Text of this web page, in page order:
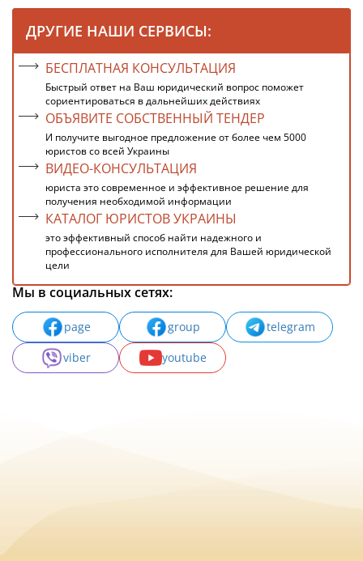
ДРУГИЕ НАШИ СЕРВИСЫ:
БЕСПЛАТНАЯ КОНСУЛЬТАЦИЯ
Быстрый ответ на Ваш юридический вопрос поможет
сориентироваться в дальнейших действиях
ОБЪЯВИТЕ СОБСТВЕННЫЙ ТЕНДЕР
И получите выгодное предложение от более чем 5000
юристов со всей Украины
ВИДЕО-КОНСУЛЬТАЦИЯ
юриста это современное и эффективное решение для
получения необходимой информации
КАТАЛОГ ЮРИСТОВ УКРАИНЫ
это эффективный способ найти надежного и
профессионального исполнителя для Вашей юридической
цели
Мы в социальных сетях:
page group
telegram
viber
youtube